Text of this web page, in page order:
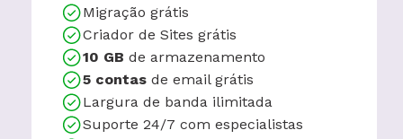
Migração grátis
Criador de Sites grátis
10 GB de armazenamento
5 contas de email grátis
Largura de banda ilimitada
Suporte 24/7 com especialistas